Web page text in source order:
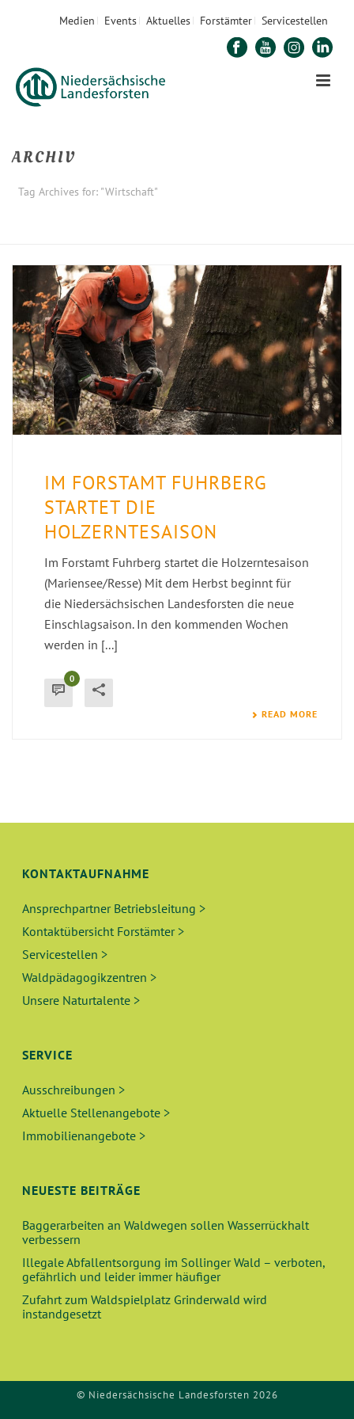
Medien Events Aktuelles Forstämter Servicestellen
ARCHIV
Tag Archives for: "Wirtschaft"
IM FORSTAMT FUHRBERG
STARTET DIE
HOLZERNTESAISON
Im Forstamt Fuhrberg startet die Holzerntesaison
(Mariensee/Resse) Mit dem Herbst beginnt für
die Niedersächsischen Landesforsten die neue
Einschlagsaison. In den kommenden Wochen
werden in [...]
0
READ MORE
KONTAKTAUFNAHME
Ansprechpartner Betriebsleitung >
Kontaktübersicht Forstämter >
Servicestellen >
Waldpädagogikzentren >
Unsere Naturtalente >
SERVICE
Ausschreibungen >
Aktuelle Stellenangebote >
Immobilienangebote >
NEUESTE BEITRÄGE
Baggerarbeiten an Waldwegen sollen Wasserrückhalt
verbessern
Illegale Abfallentsorgung im Sollinger Wald – verboten,
gefährlich und leider immer häufiger
Zufahrt zum Waldspielplatz Grinderwald wird
instandgesetzt
© Niedersächsische Landesforsten 2026